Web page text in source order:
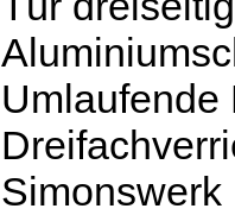
Umlaufende
Simonswerk